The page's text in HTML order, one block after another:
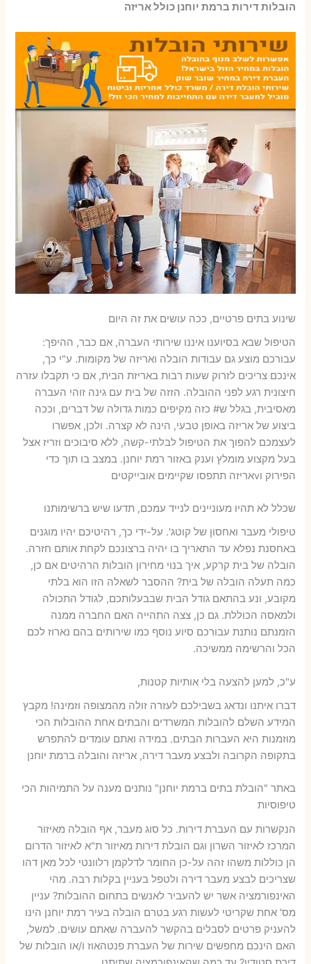
הובלות דירות ברמת יוחנן כולל אריזה
שינוע בתים פרטיים, ככה עושים את זה היום
הטיפול שבא בסיוענו איננו שירותי העברה, אם כבר, ההיפך:
עבורכם מוצע גם עבודות הובלה ואריזה של מקומות. ע"י כך,
אינכם צריכים לזרוק שעות רבות באריזת הבית, אם כי תקבלו עזרה
חיצונית רגע לפני ההובלה. הזזה של בית עם גינה זוהי העברה
מאסיבית, בגלל ש# כזה מקיפים כמות גדולה של דברים, וככה
ביצוע של אריזה באופן טבעי, הינה לא קצרה. ולכן, אפשרו
לעצמכם להפוך את הטיפול לבלתי-קשה, ללא סיבוכים וזריז אצל
בעל מקצוע מומלץ וענק באזור רמת יוחנן. במצב בו תוך כדי
הפירוק וvאריזה תתפסו שקיימים אובייקטים
שכלל לא תהיו מעוניינים לנייד עמכם, תדעו שיש ברשימותנו
טיפולי מעבר ואחסון של קוטג'. על-ידי כך, רהיטיכם יהיו מוגנים
באחסנת נפלא עד התאריך בו יהיה ברצונכם לקחת אותם חזרה.
הובלה של בית קרקע, איך בנוי מחירון הובלות הרהיטים אם כן,
כמה תעלה הובלה של בית? ההסבר לשאלה הזו הוא בלתי
מקובע, ונע בהתאם גודל הבית שבבעלותכם, לגודל התכולה
ולמאסה הכוללת. גם כן, צצה התהייה האם החברה ממנה
הזמנתם נותנת עבורכם סיוע נוסף כמו שירותים בהם נארוז לכם
הכל והרשימה ממשיכה.
ע"כ, למען להצעה בלי אותיות קטנות,
דברו איתנו ונדאג בשבילכם לעזרה זולה מהמצופה וזמינה! מקבץ
המידע השלם להובלות המשרדים והבתים אחת ההובלות הכי
מוזמנות היא העברות הבתים. במידה ואתם עומדים להתפרש
בתקופה הקרובה ולבצע מעבר דירה, אריזה והובלה ברמת יוחנן
באתר "הובלת בתים ברמת יוחנן" נותנים מענה על התמיהות הכי
טיפוסיות
הנקשרות עם העברת דירות. כל סוג מעבר, אף הובלה מאיזור
המרכז לאיזור השרון וגם הובלת דירות מאיזור ת"א לאיזור הדרום
הן כוללות משהו זהה על-כן החומר לדלקמן רלוונטי לכל מאן דהו
שצריכים לבצע מעבר דירה ולטפל בעניין בקלות רבה. מהי
האינפורמציה אשר יש להעביר לאנשים בתחום ההובלות? עניין
מס' אחת שקריטי לעשות רגע בטרם הובלה בעיר רמת יוחנן הינו
להעניק פרטים לסבלים בהקשר להעברה שאתם עושים. למשל,
האם הינכם מחפשים שירות של העברת פנטהאוז ו/או הובלות של